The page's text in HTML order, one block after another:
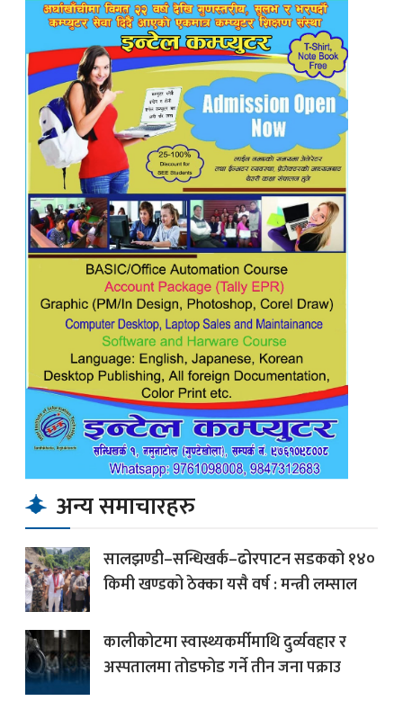
अन्य समाचारहरु
सालझण्डी–सन्धिखर्क–ढोरपाटन सडकको १४०
किमी खण्डको ठेक्का यसै वर्ष : मन्त्री लम्साल
कालीकोटमा स्वास्थ्यकर्मीमाथि दुर्व्यवहार र
अस्पतालमा तोडफोड गर्ने तीन जना पक्राउ